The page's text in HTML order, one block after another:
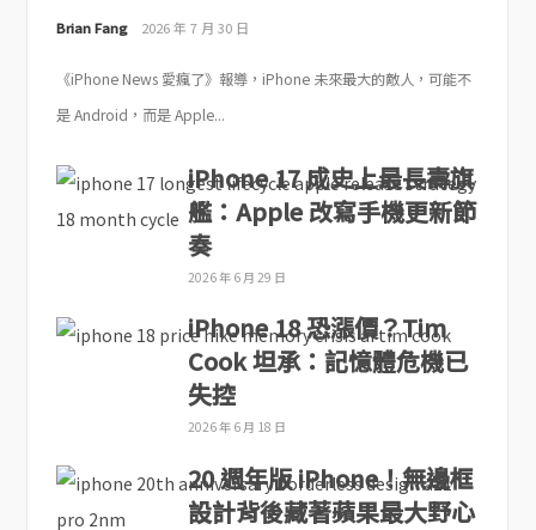
Brian Fang 2026 年 7 月 30 日
《iPhone News 愛瘋了》報導，iPhone 未來最大的敵人，可能不
是 Android，而是 Apple...
iPhone 17 成史上最長壽旗
艦：Apple 改寫手機更新節
奏
2026 年 6 月 29 日
iPhone 18 恐漲價？Tim
Cook 坦承：記憶體危機已
失控
2026 年 6 月 18 日
20 週年版 iPhone！無邊框
設計背後藏著蘋果最大野心